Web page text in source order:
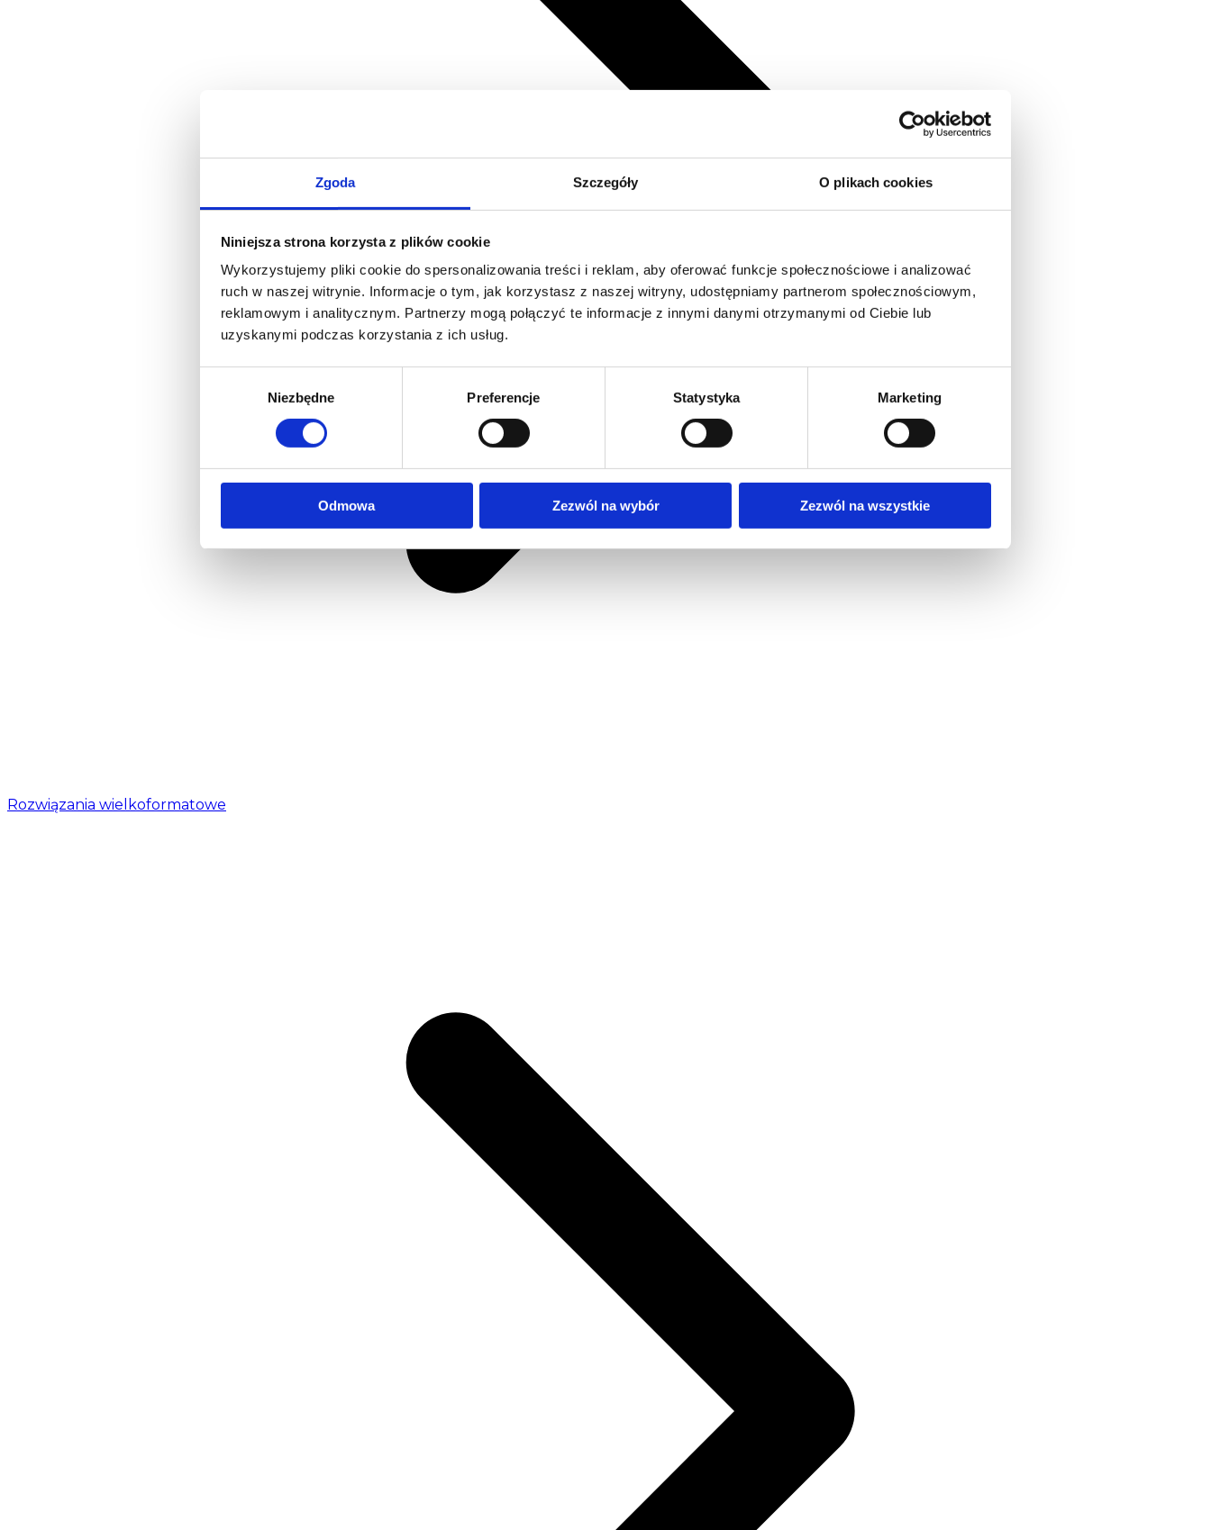
Zgoda Szczegóły O plikach cookies
Niniejsza strona korzysta z plików cookie
Wykorzystujemy pliki cookie do spersonalizowania treści i reklam, aby oferować funkcje społecznościowe i analizować
ruch w naszej witrynie. Informacje o tym, jak korzystasz z naszej witryny, udostępniamy partnerom społecznościowym,
reklamowym i analitycznym. Partnerzy mogą połączyć te informacje z innymi danymi otrzymanymi od Ciebie lub
uzyskanymi podczas korzystania z ich usług.
Niezbędne Preferencje Statystyka Marketing
Odmowa Zezwól na wybór Zezwól na wszystkie
Rozwiązania wielkoformatowe